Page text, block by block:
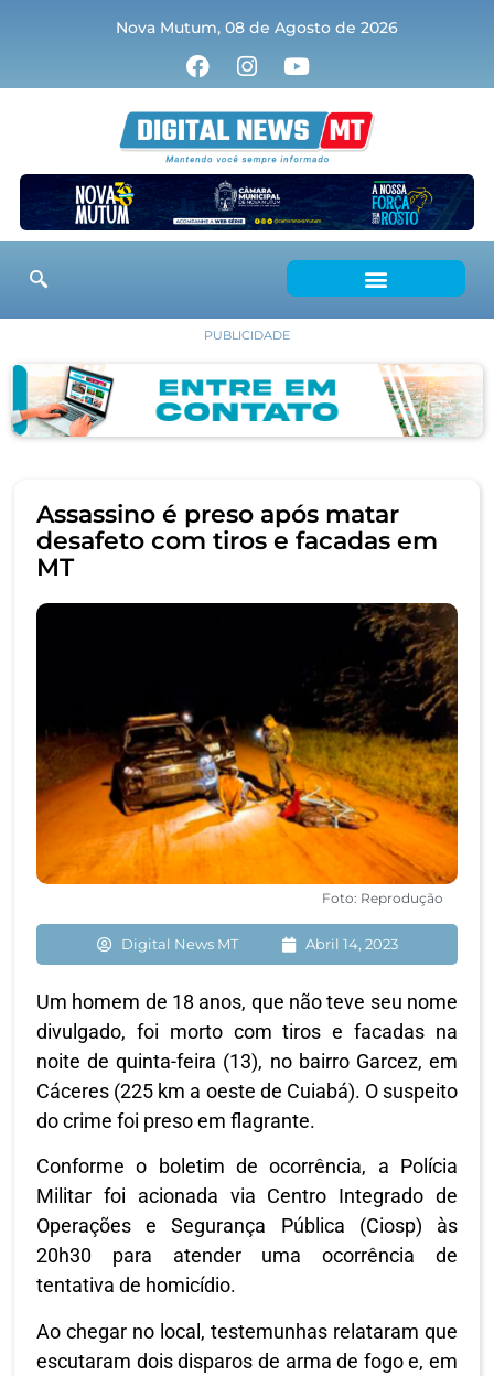
Nova Mutum, 08 de Agosto de 2026
PUBLICIDADE
Assassino é preso após matar
desafeto com tiros e facadas em
MT
Foto: Reprodução
Digital News MT Abril 14, 2023
Um homem de 18 anos, que não teve seu nome
divulgado, foi morto com tiros e facadas na
noite de quinta-feira (13), no bairro Garcez, em
Cáceres (225 km a oeste de Cuiabá). O suspeito
do crime foi preso em flagrante.
Conforme o boletim de ocorrência, a Polícia
Militar foi acionada via Centro Integrado de
Operações e Segurança Pública (Ciosp) às
20h30 para atender uma ocorrência de
tentativa de homicídio.
Ao chegar no local, testemunhas relataram que
escutaram dois disparos de arma de fogo e, em